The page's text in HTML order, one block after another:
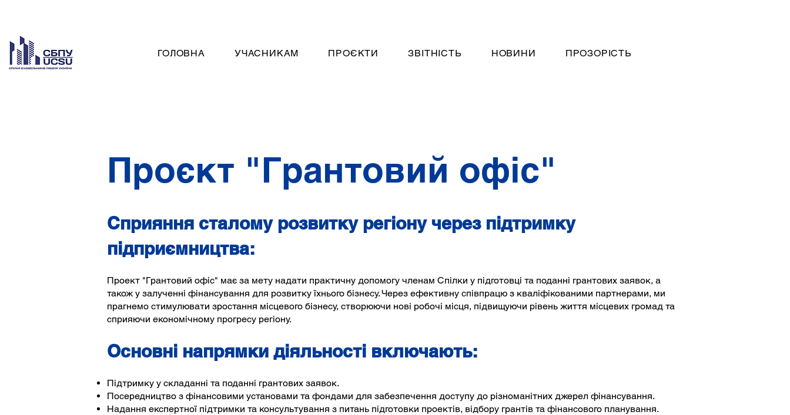
ГОЛОВНА УЧАСНИКАМ ПРОЄКТИ ЗВІТНІСТЬ НОВИНИ ПРОЗОРІСТЬ
Проєкт "Грантовий офіс"
Сприяння сталому розвитку регіону через підтримку
підприємництва:
Проект "Грантовий офіс" має за мету надати практичну допомогу членам Спілки у підготовці та поданні грантових заявок, а
також у залученні фінансування для розвитку їхнього бізнесу. Через ефективну співпрацю з кваліфікованими партнерами, ми
прагнемо стимулювати зростання місцевого бізнесу, створюючи нові робочі місця, підвищуючи рівень життя місцевих громад та
сприяючи економічному прогресу регіону.
Основні напрямки діяльності включають:
Підтримку у складанні та поданні грантових заявок.
Посередництво з фінансовими установами та фондами для забезпечення доступу до різноманітних джерел фінансування.
Надання експертної підтримки та консультування з питань підготовки проектів, відбору грантів та фінансового планування.